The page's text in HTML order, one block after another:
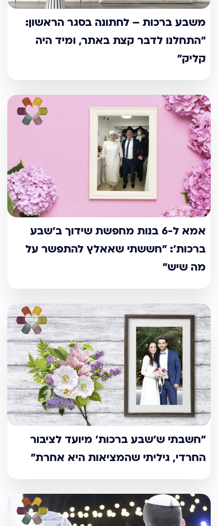
משבע ברכות – לחתונה בסגר הראשון:
"התחלנו לדבר קצת באתר, ומיד היה
קליק"
אמא ל-6 בנות מחפשת שידוך ב’שבע
ברכות’: "חששתי שאאלץ להתפשר על
מה שיש"
"חשבתי ש’שבע ברכות’ מיועד לציבור
החרדי, גיליתי שהמציאות היא אחרת"